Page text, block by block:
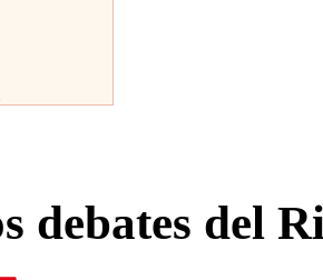
debates del